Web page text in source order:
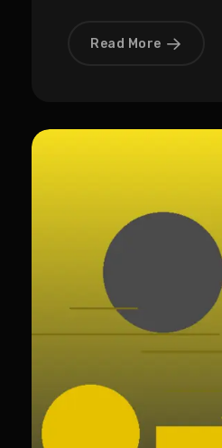
Read More